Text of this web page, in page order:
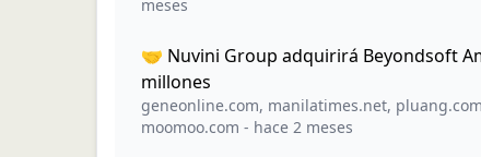
meses
🤝 Nuvini Group adquirirá Beyondsoft
millones
geneonline.com, manilatimes.net, pluang.com
moomoo.com - hace 2 meses